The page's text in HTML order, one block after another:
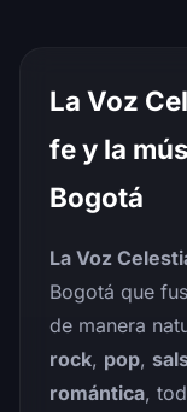
La Voz
fe y la
Bogotá
La Voz
Bogotá que
de manera
rock, pop,
romántica,